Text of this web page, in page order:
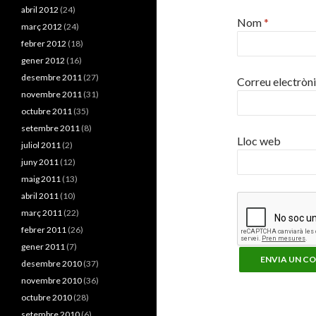
Nom*
Correu
Lloc web
abril 2012 (24)
març 2012 (24)
febrer 2012 (18)
gener 2012 (16)
desembre 2011 (27)
novembre 2011 (31)
octubre 2011 (35)
setembre 2011 (8)
juliol 2011 (2)
juny 2011 (12)
maig 2011 (13)
abril 2011 (10)
març 2011 (22)
febrer 2011 (26)
gener 2011 (7)
desembre 2010 (37)
novembre 2010 (36)
octubre 2010 (28)